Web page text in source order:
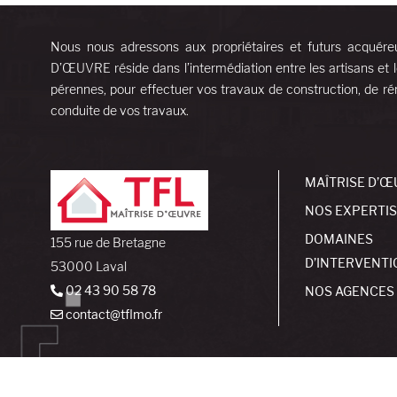
Nous nous adressons aux propriétaires et futurs
D’ŒUVRE réside dans l’intermédiation entre les artisans
pérennes, pour effectuer vos travaux de construction, de
conduite de vos travaux.
155 rue de Bretagne
53000 Laval
02 43 90 58 78
contact@tflmo.fr
MAÎTRISE
NOS
DOMAINES
NOS AGENCES